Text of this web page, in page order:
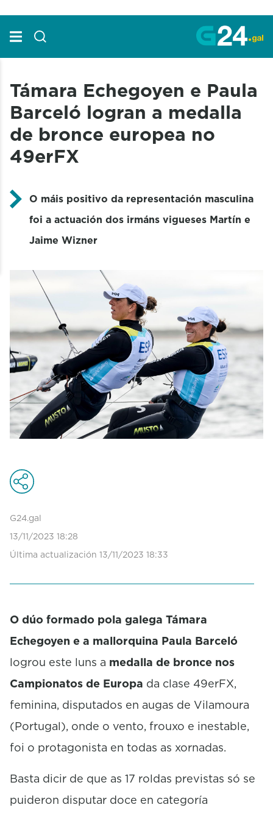
Támara Echegoyen e Paula
Barceló logran a medalla
de bronce europea no
49erFX
O máis positivo da representación masculina
foi a actuación dos irmáns vigueses Martín e
Jaime Wizner
G24.gal
13/11/2023 18:28
Última actualización 13/11/2023 18:33
O dúo formado pola galega Támara
Echegoyen e a mallorquina Paula Barceló
logrou este luns a medalla de bronce nos
Campionatos de Europa da clase 49erFX,
feminina, disputados en augas de Vilamoura
(Portugal), onde o vento, frouxo e inestable,
foi o protagonista en todas as xornadas.
Basta dicir de que as 17 roldas previstas só se
puideron disputar doce en categoría